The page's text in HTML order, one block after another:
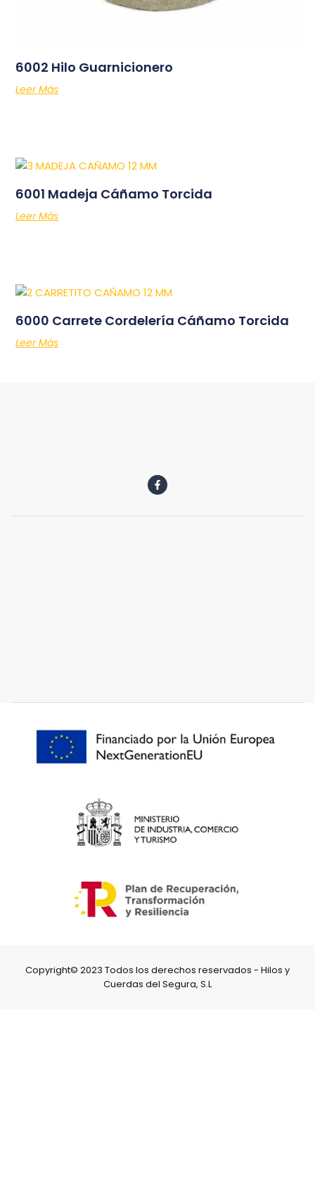
6002 Hilo Guarnicionero
Leer Más
6001 Madeja Cáñamo Torcida
Leer Más
6000 Carrete Cordelería Cáñamo Torcida
Leer Más
Copyright© 2023 Todos los derechos reservados - Hilos y
Cuerdas del Segura, S.L